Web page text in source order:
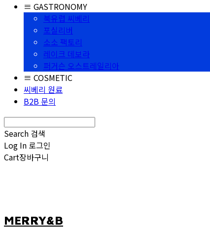
≡ GASTRONOMY
북유럽 씨베리
포실리버
소소 팩토리
레이크 데보라
퍼거슨 오스트레일리아
≡ COSMETIC
씨베리 원료
B2B 문의
Search 검색
Log In 로그인
Cart장바구니
MERRY&B